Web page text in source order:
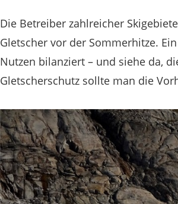
Die Betreiber zahlreicher
Gletscher vor der Sommerhitze.
Nutzen bilanziert – und siehe da,
Gletscherschutz sollte man die